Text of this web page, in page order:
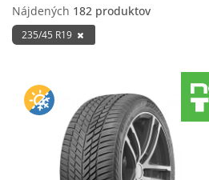
Nájdených 182 produktov
235/45 R19